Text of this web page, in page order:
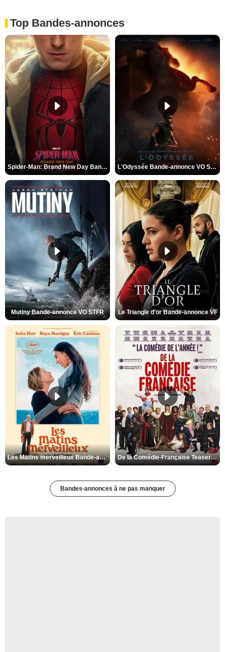
Top Bandes-annonces
Spider-Man: Brand New Day Bande-annonce VO STFR L'Odyssée Bande-annonce VO STFR
Mutiny Bande-annonce VO STFR Le Triangle d'or Bande-annonce VF
Les Matins merveilleux Bande-annonce VF De la Comédie-Française Teaser VF
Bandes-annonces à ne pas manquer